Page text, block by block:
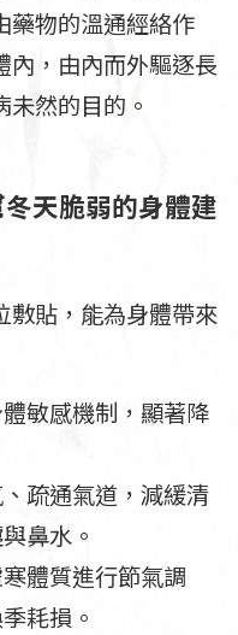
藥物的溫通經絡作
內，由內而外驅逐長
未然的目的。
天脆弱的身體建
敷貼，能為身體帶來
體敏感機制，顯著降
、疏通氣道，減緩清
鼻水。
體質進行節氣調
耗損。